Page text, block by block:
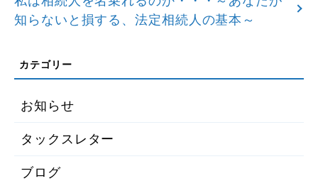
知らないと損する、法定相続人の基本～
お知らせ
タックスレター
ブログ